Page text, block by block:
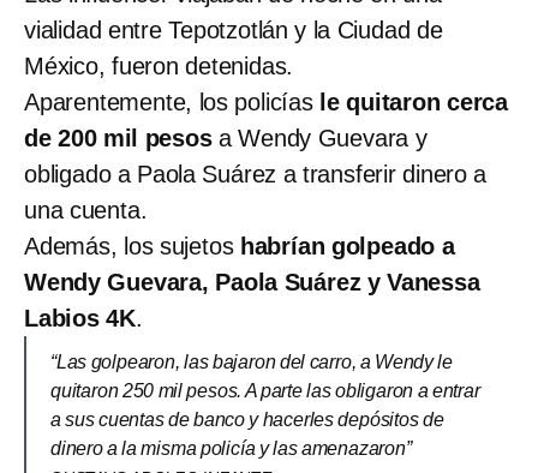
vialidad entre Tepotzotlán y la Ciudad de
México, fueron detenidas.
Aparentemente, los policías le quitaron cerca
de 200 mil pesosa Wendy Guevara y
obligado a Paola Suárez a transferir dinero a
una cuenta.
Además, los sujetos habrían golpeado a
Wendy Guevara, Paola Suárez y Vanessa
Labios 4K.
“Las golpearon, las bajaron del carro, a Wendy le
quitaron 250 mil pesos. A parte las obligaron a entrar
a sus cuentas de banco y hacerles depósitos de
dinero a la misma policía y las amenazaron”